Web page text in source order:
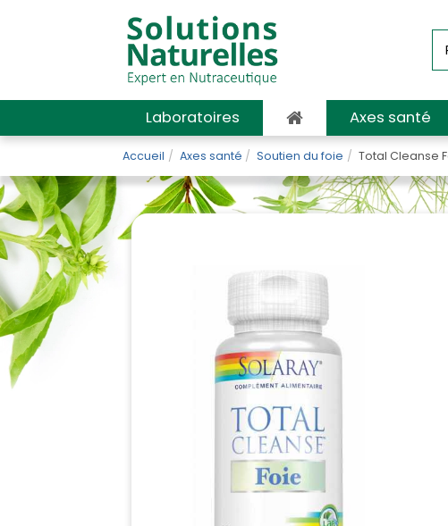
Laboratoires Axes santé
Accueil Axes santé Soutien du foie Total Cleanse